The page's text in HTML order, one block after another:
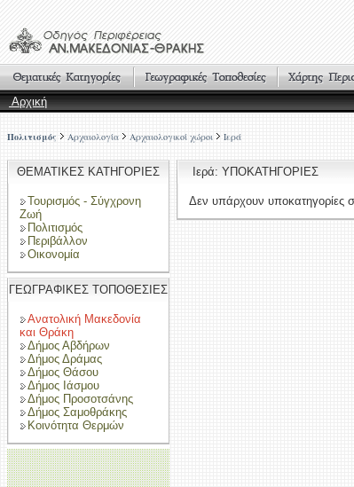
Αρχική
Πολιτισμός Αρχαιολογία Αρχαιολογικοί χώροι Ιερά
ΘΕΜΑΤΙΚΕΣ ΚΑΤΗΓΟΡΙΕΣ
Τουρισμός - Σύγχρονη
Ζωή
Πολιτισμός
Περιβάλλον
Οικονομία
ΓΕΩΓΡΑΦΙΚΕΣ ΤΟΠΟΘΕΣΙΕΣ
Ανατολική Μακεδονία
και Θράκη
Δήμος Αβδήρων
Δήμος Δράμας
Δήμος Θάσου
Δήμος Ιάσμου
Δήμος Προσοτσάνης
Δήμος Σαμοθράκης
Κοινότητα Θερμών
Ιερά: ΥΠΟΚΑΤΗΓΟΡΙΕΣ
Δεν υπάρχουν υποκατηγορίες